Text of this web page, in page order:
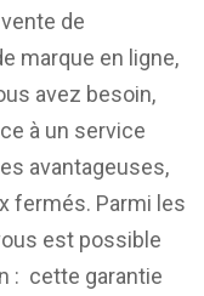
de
marque en ligne,
avez besoin,
à un service
avantageuses,
fermés. Parmi les
est possible
: cette garantie